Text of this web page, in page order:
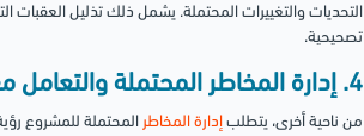
التحديات والتغييرات المحتملة. يشمل ذلك تذليل
تصحيحية.
4. إدارة المخاطر المحتملة والتعامل معها بشكل أفضل:
من ناحية أخرى، يتطلب إدارة المخاطر المحتملة للمشروع